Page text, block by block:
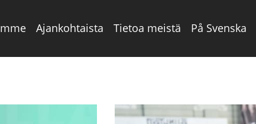
Ajankohtaista Tietoa meistä På Svenska